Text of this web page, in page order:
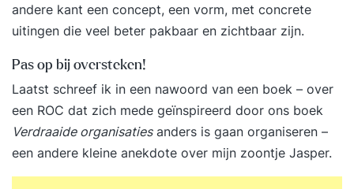
andere kant een concept, een vorm, met concrete
uitingen die veel beter pakbaar en zichtbaar zijn.
Pas op bij oversteken!
Laatst schreef ik in een nawoord van een boek – over
een ROC dat zich mede geïnspireerd door ons boek
Verdraaide organisatiesanders is gaan organiseren –
een andere kleine anekdote over mijn zoontje Jasper.